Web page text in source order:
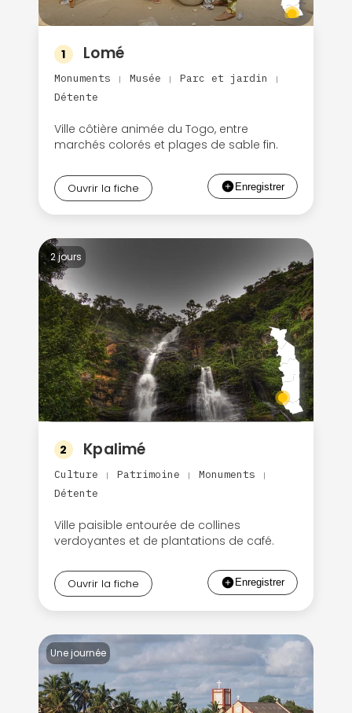
1 Lomé
Monuments | Musée | Parc et jardin |
Détente
Ville côtière animée du Togo, entre
marchés colorés et plages de sable fin.
Ouvrir la fiche
2 jours
2 Kpalimé
Culture | Patrimoine | Monuments |
Détente
Ville paisible entourée de collines
verdoyantes et de plantations de café.
Ouvrir la fiche
Une journée